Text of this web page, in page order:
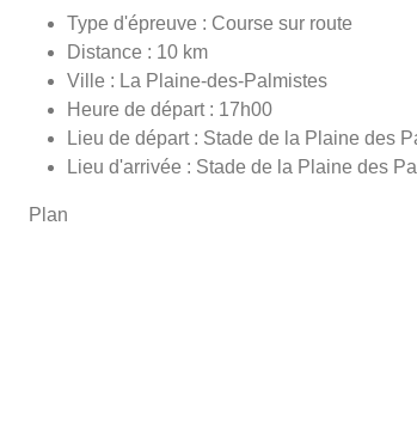
Type d'épreuve : Course sur route
Distance : 10 km
Ville : La Plaine-des-Palmistes
Heure de départ : 17h00
Lieu de départ : Stade de la Plaine des
Lieu d'arrivée : Stade de la Plaine des
Plan